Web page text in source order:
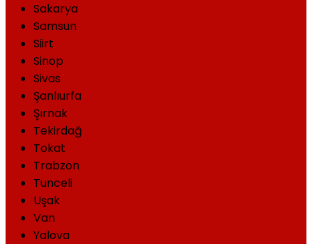
Sakarya
Samsun
Siirt
Sinop
Sivas
Şanlıurfa
Şırnak
Tekirdağ
Tokat
Trabzon
Tunceli
Uşak
Van
Yalova